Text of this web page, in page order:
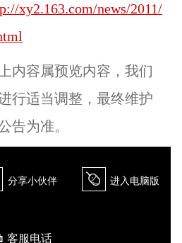
xy2.163.com/news/2011/
内容属预览内容，我们
行适当调整，最终维护
告为准。
分享小伙伴 򰀄 进入电脑版
客服电话